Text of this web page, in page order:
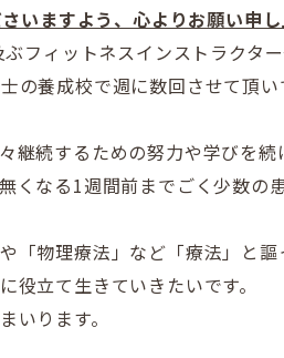
いますよう、心よりお願い申し
フィットネスインストラクタ
の養成校で週に数回させて頂
続するための努力や学びを続
なる1週間前までごく少数の
物理療法」など「療法」と
立て生きていきたいです。
いります。